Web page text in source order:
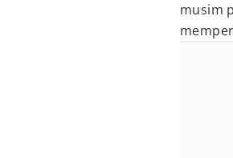
musim